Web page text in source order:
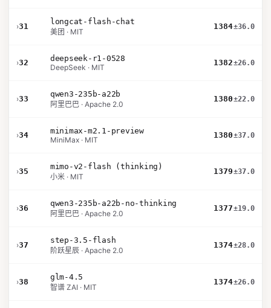
›31
longcat-flash-chat
美团 · MIT
1384±36.0
›32
deepseek-r1-0528
DeepSeek · MIT
1382±26.0
›33
qwen3-235b-a22b
阿里巴巴 · Apache 2.0
1380±22.0
›34
minimax-m2.1-preview
MiniMax · MIT
1380±37.0
›35
mimo-v2-flash (thinking)
小米 · MIT
1379±37.0
›36
qwen3-235b-a22b-no-thinking
阿里巴巴 · Apache 2.0
1377±19.0
›37
step-3.5-flash
阶跃星辰 · Apache 2.0
1374±28.0
›38
glm-4.5
智谱 ZAI · MIT
1374±26.0